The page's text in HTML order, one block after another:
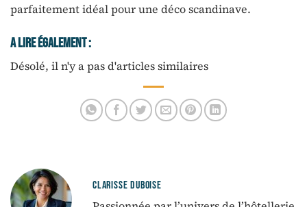
parfaitement idéal pour une déco scandinave.
A Lire Également :
Désolé, il n'y a pas d'articles similaires
CLARISSE DUBOISE